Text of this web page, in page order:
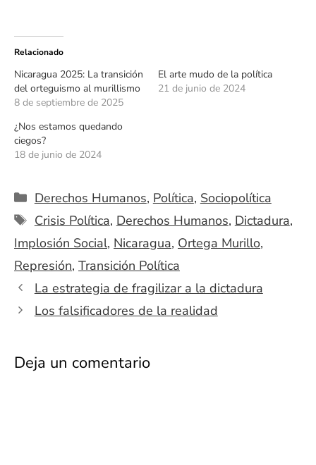
Relacionado
Nicaragua 2025: La transición
del orteguismo al murillismo
8 de septiembre de 2025
El arte mudo de la política
21 de junio de 2024
¿Nos estamos quedando
ciegos?
18 de junio de 2024
Categorías
Derechos Humanos, Política, Sociopolítica
Etiquetas
Crisis Política, Derechos Humanos, Dictadura,
Implosión Social, Nicaragua, Ortega Murillo,
Represión, Transición Política
La estrategia de fragilizar a la dictadura
Los falsificadores de la realidad
Deja un comentario